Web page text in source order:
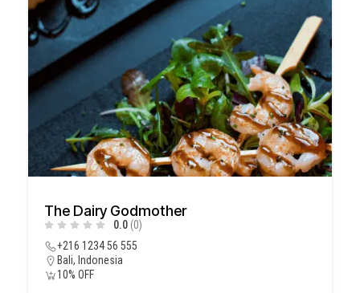
The Dairy Godmother
0.0 (0)
+216 1234 56 555
Bali, Indonesia
10% OFF